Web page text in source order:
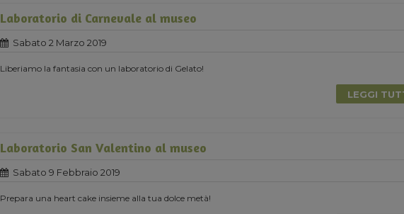
Laboratorio di Carnevale al museo
Sabato 2 Marzo 2019
Liberiamo la fantasia con un laboratorio di Gelato!
LEGGI
Laboratorio San Valentino al museo
Sabato 9 Febbraio 2019
Prepara una heart cake insieme alla tua dolce metà!